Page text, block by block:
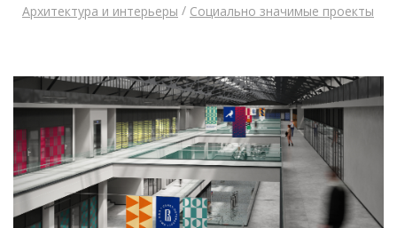
Архитектура и интерьеры / Социально значимые проекты